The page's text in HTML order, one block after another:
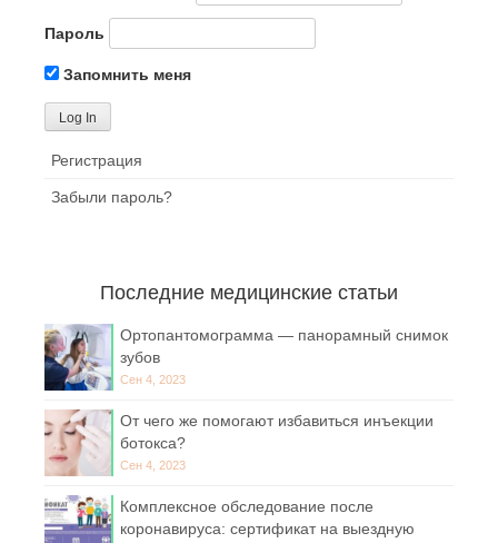
Пароль
Запомнить меня
Регистрация
Забыли пароль?
Последние медицинские статьи
Ортопантомограмма — панорамный снимок
зубов
Сен 4, 2023
От чего же помогают избавиться инъекции
ботокса?
Сен 4, 2023
Комплексное обследование после
коронавируса: сертификат на выездную